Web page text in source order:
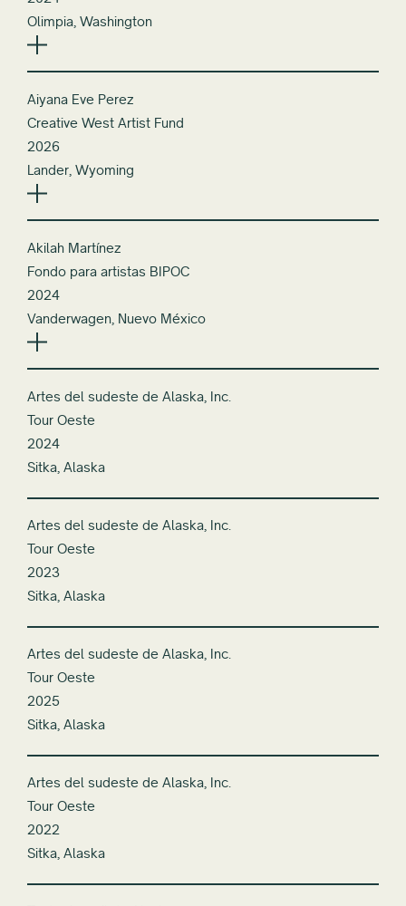
Olimpia, Washington
Aiyana Eve Perez
Creative West Artist Fund
2026
Lander, Wyoming
Akilah Martínez
Fondo para artistas BIPOC
2024
Vanderwagen, Nuevo México
Artes del sudeste de Alaska, Inc.
Tour Oeste
2024
Sitka, Alaska
Artes del sudeste de Alaska, Inc.
Tour Oeste
2023
Sitka, Alaska
Artes del sudeste de Alaska, Inc.
Tour Oeste
2025
Sitka, Alaska
Artes del sudeste de Alaska, Inc.
Tour Oeste
2022
Sitka, Alaska